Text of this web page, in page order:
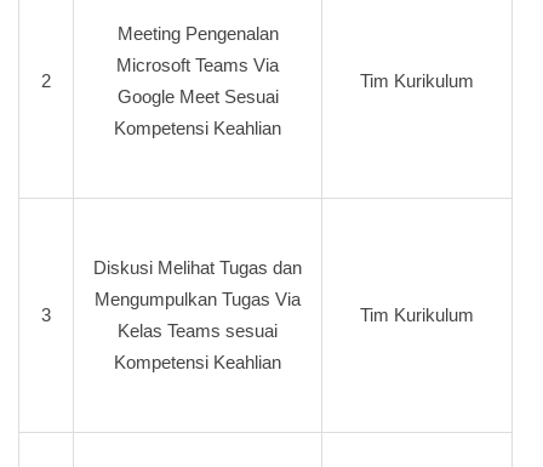
2
Meeting Pengenalan
Microsoft Teams Via
Google Meet Sesuai
Kompetensi Keahlian
Tim Kurikulum
3
Diskusi Melihat Tugas dan
Mengumpulkan Tugas Via
Kelas Teams sesuai
Kompetensi Keahlian
Tim Kurikulum